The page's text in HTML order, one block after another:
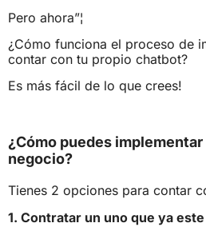
Pero ahora”¦
¿Cómo funciona el proceso de
contar con tu propio chatbot?
Es más fácil de lo que crees!
¿Cómo puedes
negocio?
Tienes 2 opciones para contar
1. Contratar un uno que ya